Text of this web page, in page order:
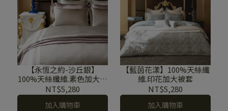
【永恆之約-沙丘銀】
100%天絲纖維.素色加大被
套
NT$5,280
加入購物車
【藍茵花漾】100%天絲纖
維.印花加大被套
NT$5,280
加入購物車